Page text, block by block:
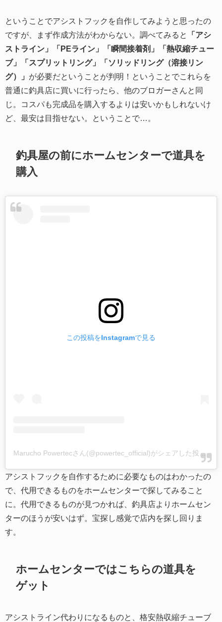
ということでアシストフックを自作してみようと思ったの
ですが、まず作成方法がわからない。調べてみると
「アシ
ストライン」「PEライン」「瞬間接着剤」「熱収縮チュー
ブ」「スプリットリング」「ソリッドリング（溶接リン
グ）」 が必要だということが判明！ということでこれらを
普通に釣具店に買いに行ったら、他のブロガーさんと同
じ。コスパも完成品を購入するよりは安いかもしれないけ
ど、最安は目指せない。ということで…。
釣具屋の前にホームセンターで道具を
購入
この投稿をInstagramで見る
Marucho Powertecさん(@powertec_official)がシェアした投稿-
アシストフックを自作するために必要なものはわかったの
で、代用できるものをホームセンターで探してみること
に。代用できるものが見つかれば、釣具店よりホームセン
ターのほうが安いはず。宝探し感覚で店内を探し回りま
す。
ホームセンターではこちらの道具を
ゲット
アシストライン代わりになるものと、格安熱収縮チューブ